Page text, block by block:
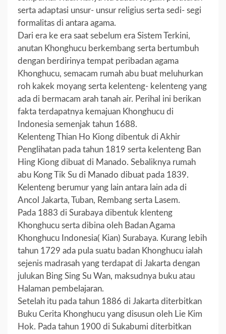
serta adaptasi unsur- unsur religius serta sedi- segi
formalitas di antara agama.
Dari era ke era saat sebelum era Sistem Terkini,
anutan Khonghucu berkembang serta bertumbuh
dengan berdirinya tempat peribadan agama
Khonghucu, semacam rumah abu buat meluhurkan
roh kakek moyang serta kelenteng- kelenteng yang
ada di bermacam arah tanah air. Perihal ini berikan
fakta terdapatnya kemajuan Khonghucu di
Indonesia semenjak tahun 1688.
Kelenteng Thian Ho Kiong dibentuk di Akhir
Penglihatan pada tahun 1819 serta kelenteng Ban
Hing Kiong dibuat di Manado. Sebaliknya rumah
abu Kong Tik Su di Manado dibuat pada 1839.
Kelenteng berumur yang lain antara lain ada di
Ancol Jakarta, Tuban, Rembang serta Lasem.
Pada 1883 di Surabaya dibentuk klenteng
Khonghucu serta dibina oleh Badan Agama
Khonghucu Indonesia( Kian) Surabaya. Kurang lebih
tahun 1729 ada pula suatu badan Khonghucu ialah
sejenis madrasah yang terdapat di Jakarta dengan
julukan Bing Sing Su Wan, maksudnya buku atau
Halaman pembelajaran.
Setelah itu pada tahun 1886 di Jakarta diterbitkan
Buku Cerita Khonghucu yang disusun oleh Lie Kim
Hok. Pada tahun 1900 di Sukabumi diterbitkan